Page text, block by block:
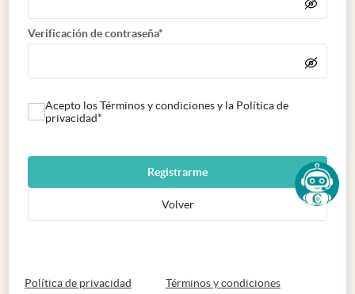
Verificación de contraseña*
Acepto los Términos y condiciones y la Política de
privacidad*
Registrarme
Volver
Política de privacidad abre en nueva pestaña
Términos y condicionesabre en nueva